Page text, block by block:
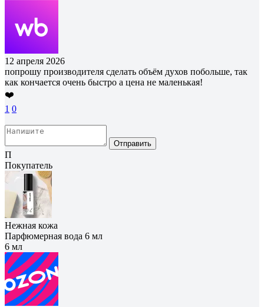
12 апреля 2026
попрошу производителя сделать объём духов побольше, так
как кончается очень быстро а цена не маленькая!
❤️
1 0
Отправить
П
Покупатель
Нежная кожа
Парфюмерная вода 6 мл
6 мл